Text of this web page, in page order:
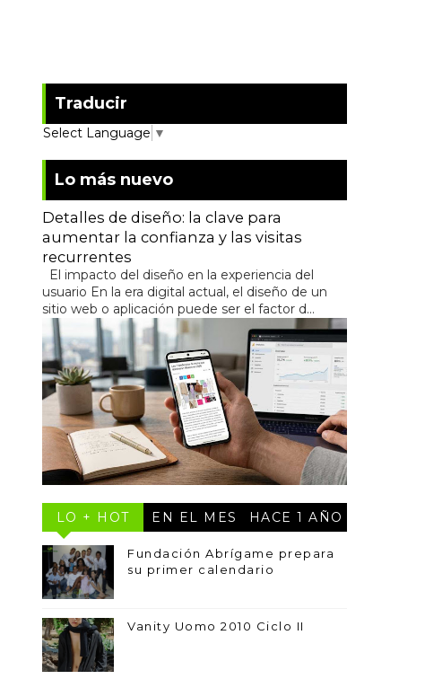
Traducir
Select Language ▼
Lo más nuevo
Detalles de diseño: la clave para
aumentar la confianza y las visitas
recurrentes
El impacto del diseño en la experiencia del
usuario En la era digital actual, el diseño de un
sitio web o aplicación puede ser el factor d...
LO + HOT EN EL MES HACE 1 AÑO
Fundación Abrígame prepara
su primer calendario
Vanity Uomo 2010 Ciclo II